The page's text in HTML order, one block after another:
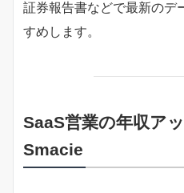
証券報告書などで最新のデ
すめします。
SaaS営業の年収ア
Smacie